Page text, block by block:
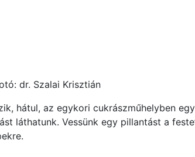
dr. Szalai Krisztián
hátul, az egykori cukrászműhelyben
láthatunk. Vessünk egy pillantást a